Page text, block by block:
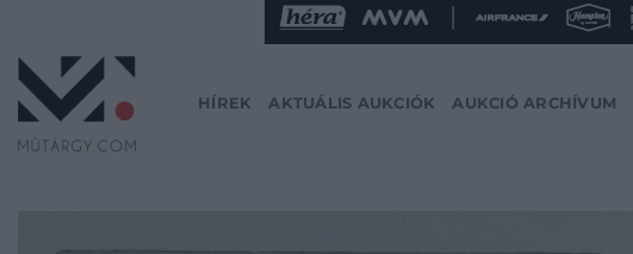
HÍREK AKTUÁLIS AUKCIÓK AUKCIÓ ARCHÍVUM